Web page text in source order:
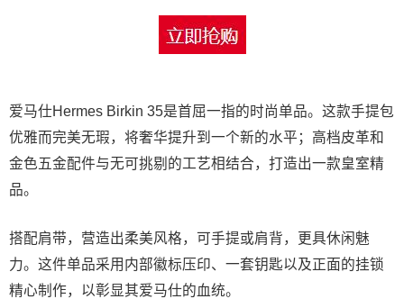
爱马仕Hermes Birkin 35是首屈一指的时尚单品。这款手提包
优雅而完美无瑕，将奢华提升到一个新的水平；高档皮革和
金色五金配件与无可挑剔的工艺相结合，打造出一款皇室精
品。
搭配肩带，营造出柔美风格，可手提或肩背，更具休闲魅
力。这件单品采用内部徽标压印、一套钥匙以及正面的挂锁
精心制作，以彰显其爱马仕的血统。